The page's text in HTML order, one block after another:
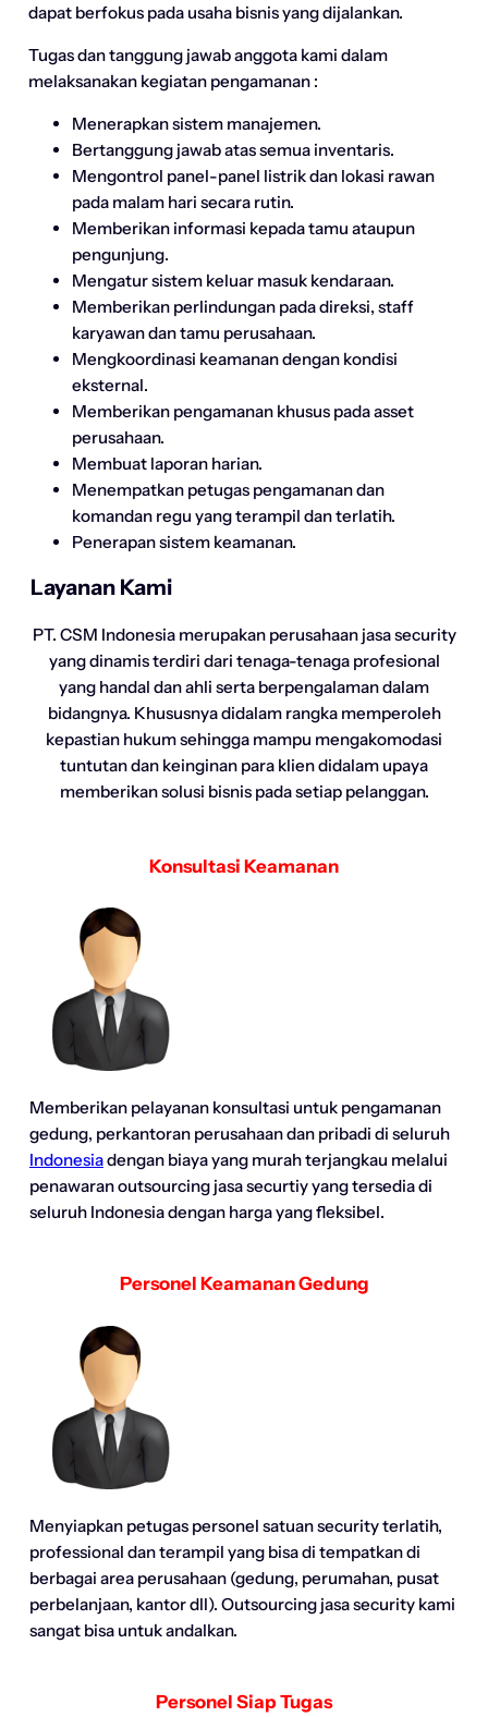
dapat berfokus pada usaha bisnis yang dijalankan.
Tugas dan tanggung jawab anggota kami dalam
melaksanakan kegiatan pengamanan :
Menerapkan sistem manajemen.
Bertanggung jawab atas semua inventaris.
Mengontrol panel-panel listrik dan lokasi rawan
pada malam hari secara rutin.
Memberikan informasi kepada tamu ataupun
pengunjung.
Mengatur sistem keluar masuk kendaraan.
Memberikan perlindungan pada direksi, staff
karyawan dan tamu perusahaan.
Mengkoordinasi keamanan dengan kondisi
eksternal.
Memberikan pengamanan khusus pada asset
perusahaan.
Membuat laporan harian.
Menempatkan petugas pengamanan dan
komandan regu yang terampil dan terlatih.
Penerapan sistem keamanan.
Layanan Kami
PT. CSM Indonesia merupakan perusahaan jasa security
yang dinamis terdiri dari tenaga-tenaga profesional
yang handal dan ahli serta berpengalaman dalam
bidangnya. Khususnya didalam rangka memperoleh
kepastian hukum sehingga mampu mengakomodasi
tuntutan dan keinginan para klien didalam upaya
memberikan solusi bisnis pada setiap pelanggan.
Konsultasi Keamanan
Memberikan pelayanan konsultasi untuk pengamanan
gedung, perkantoran perusahaan dan pribadi di seluruh
Indonesiadengan biaya yang murah terjangkau melalui
penawaran outsourcing jasa securtiy yang tersedia di
seluruh Indonesia dengan harga yang fleksibel.
Personel Keamanan Gedung
Menyiapkan petugas personel satuan security terlatih,
professional dan terampil yang bisa di tempatkan di
berbagai area perusahaan (gedung, perumahan, pusat
perbelanjaan, kantor dll). Outsourcing jasa security kami
sangat bisa untuk andalkan.
Personel Siap Tugas